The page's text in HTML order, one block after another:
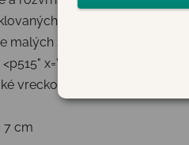
PET fliaš <p287"
malých školákov. Vďaka
x="542">✏️ Premyslený
vrecko na drobné mince.
7 cm